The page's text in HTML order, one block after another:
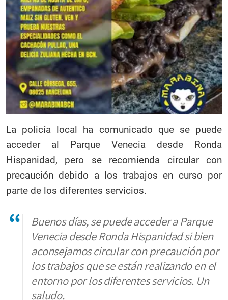
La policía local ha comunicado que se puede
acceder al Parque Venecia desde Ronda
Hispanidad, pero se recomienda circular con
precaución debido a los trabajos en curso por
parte de los diferentes servicios.
Buenos días, se puede acceder a Parque
Venecia desde Ronda Hispanidad si bien
aconsejamos circular con precaución por
los trabajos que se están realizando en el
entorno por los diferentes servicios. Un
saludo.